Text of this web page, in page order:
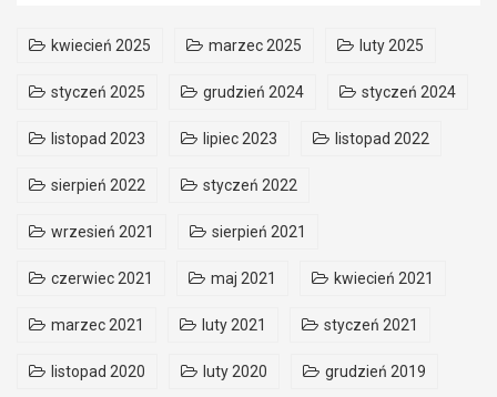
kwiecień 2025 marzec 2025 luty 2025
styczeń 2025 grudzień 2024 styczeń 2024
listopad 2023 lipiec 2023 listopad 2022
sierpień 2022 styczeń 2022
wrzesień 2021 sierpień 2021
czerwiec 2021 maj 2021 kwiecień 2021
marzec 2021 luty 2021 styczeń 2021
listopad 2020 luty 2020 grudzień 2019